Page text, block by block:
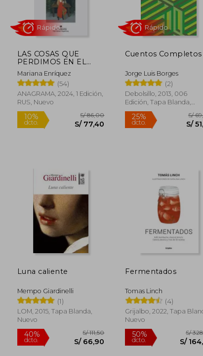
LAS COSAS QUE
PERDIMOS EN EL
FUEGO
Mariana Enríquez
(54)
ANAGRAMA, 2024, 1 Edición,
RUS, Nuevo
Rápido
Cuentos Completos
Jorge Luis Borges
(2)
Debolsillo, 2013, 006
Edición, Tapa Blanda,
Nuevo
Rápido
Luna caliente
Mempo Giardinelli
(1)
LOM, 2015, Tapa Blanda,
Nuevo
Fermentados
Tomas Linch
(4)
Grijalbo, 2022, Tapa
Nuevo